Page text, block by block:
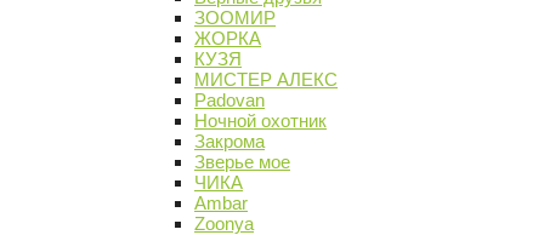
ЗООМИР
ЖОРКА
КУЗЯ
МИСТЕР АЛЕКС
Padovan
Ночной охотник
Закрома
Зверье мое
ЧИКА
Ambar
Zoonya